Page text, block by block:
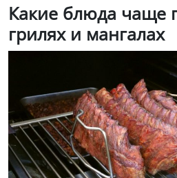
Какие блюда чаще
грилях и мангалах